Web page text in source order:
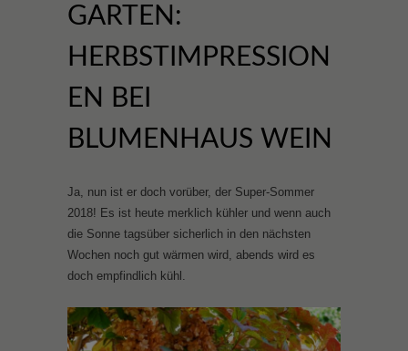
GARTEN:
HERBSTIMPRESSION
EN BEI
BLUMENHAUS WEIN
Ja, nun ist er doch vorüber, der Super-Sommer
2018! Es ist heute merklich kühler und wenn auch
die Sonne tagsüber sicherlich in den nächsten
Wochen noch gut wärmen wird, abends wird es
doch empfindlich kühl.